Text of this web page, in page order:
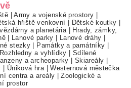
|Army a vojenské prostory
hřiště venkovní Dětské koutky
a planetária|
Hrady, zámky,
| Lanové parky Lanové dráhy
stezky Památky a památníky
Rozhledny a vyhlídky
Sdílené
a archeoparky Skiareály
Úniková hra|Westernová městečka
centra a areály |Zoologické a
prostor